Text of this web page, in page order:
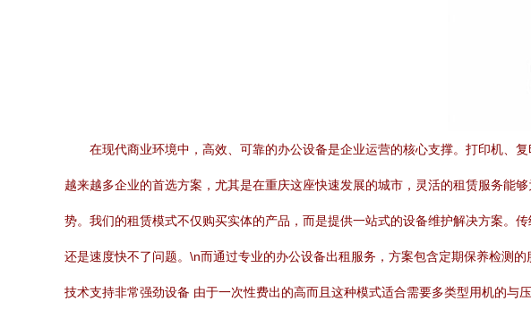
在现代商业环境中，高效、可靠的办公设备是企业运营的核心支撑。打印机、
越来越多企业的首选方案，尤其是在重庆这座快速发展的城市，灵活的租赁服务能
势。我们的租赁模式不仅购买实体的产品，而是提供一站式的设备维护解决方案。
还是速度快不了问题。\n而通过专业的办公设备出租服务，方案包含定期保养检测
技术支持非常强劲设备 由于一次性费出的高而且这种模式适合需要多类型用机的